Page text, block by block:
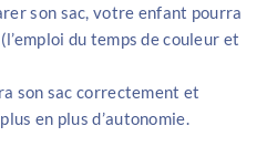
son sac, votre enfant pourra
du temps de couleur et
son sac correctement et
en plus d’autonomie.